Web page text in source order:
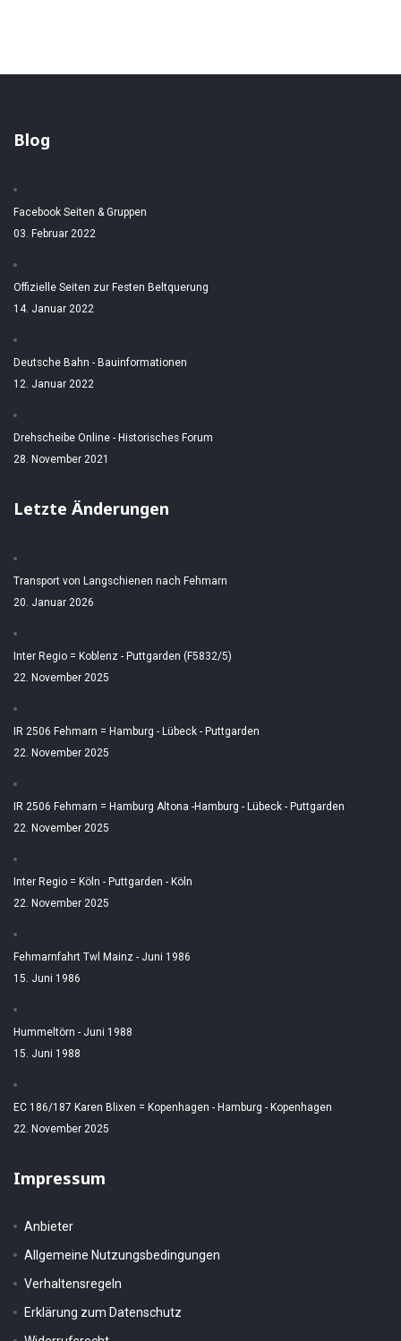
Blog
Facebook Seiten & Gruppen
03. Februar 2022
Offizielle Seiten zur Festen Beltquerung
14. Januar 2022
Deutsche Bahn - Bauinformationen
12. Januar 2022
Drehscheibe Online - Historisches Forum
28. November 2021
Letzte Änderungen
Transport von Langschienen nach Fehmarn
20. Januar 2026
Inter Regio = Koblenz - Puttgarden (F5832/5)
22. November 2025
IR 2506 Fehmarn = Hamburg - Lübeck - Puttgarden
22. November 2025
IR 2506 Fehmarn = Hamburg Altona -Hamburg - Lübeck - Puttgarden
22. November 2025
Inter Regio = Köln - Puttgarden - Köln
22. November 2025
Fehmarnfahrt Twl Mainz - Juni 1986
15. Juni 1986
Hummeltörn - Juni 1988
15. Juni 1988
EC 186/187 Karen Blixen = Kopenhagen - Hamburg - Kopenhagen
22. November 2025
Impressum
Anbieter
Allgemeine Nutzungsbedingungen
Verhaltensregeln
Erklärung zum Datenschutz